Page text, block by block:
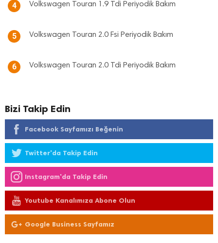
4 Volkswagen Touran 1.9 Tdi Periyodik Bakım
5 Volkswagen Touran 2.0 Fsi Periyodik Bakım
6 Volkswagen Touran 2.0 Tdi Periyodik Bakım
Bizi Takip Edin
Facebook Sayfamızı Beğenin
Twitter'da Takip Edin
Instagram'da Takip Edin
Youtube Kanalımıza Abone Olun
Google Business Sayfamız